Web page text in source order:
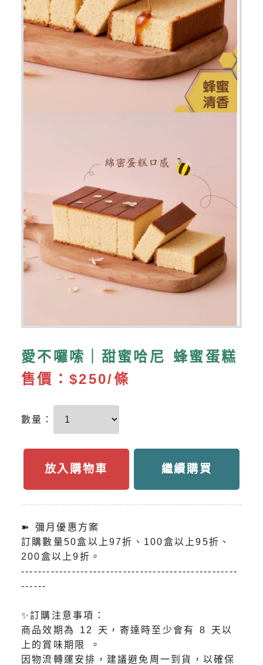
愛不囉嗦｜甜蜜哈尼 蜂蜜蛋糕
售價： $250/條
數量：
放入購物車 繼續購買
➽ 彌月優惠方案
訂購數量50盒以上97折、100盒以上95折、
200盒以上9折。
---------------------------------------------------
------
✨訂購注意事項：
商品效期為 12 天，寄達時至少會有 8 天以
上的賞味期限 。
因物流轉運安排，建議避免周一到貨，以確保